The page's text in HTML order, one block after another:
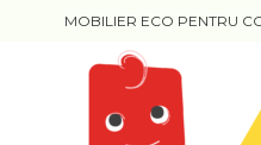
MOBILIER ECO PENTRU